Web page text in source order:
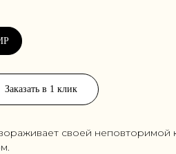
Заказать в 1 клик
своей неповторимой